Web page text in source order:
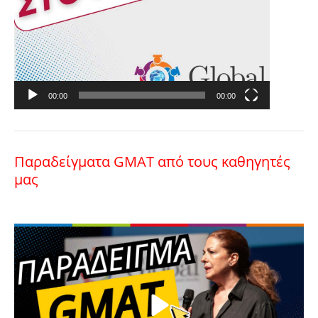
00:00 00:00
Παραδείγματα GMAT από τους καθηγητές
μας